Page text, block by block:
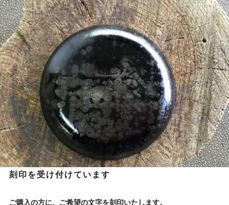
刻印を受け付けています
ご購入の方に、ご希望の文字を刻印いたします。